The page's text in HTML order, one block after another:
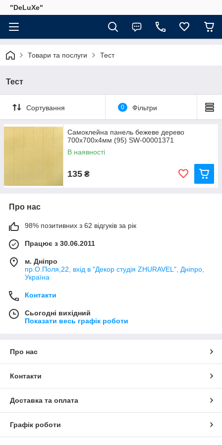
"DeLuХe"
Товари та послуги Тест
Тест
Сортування 0 Фільтри
Самоклейна панель бежеве дерево
700х700х4мм (95) SW-00001371
В наявності
135 ₴
Про нас
98% позитивних з 62 відгуків за рік
Працює з 30.06.2011
м. Дніпро
пр.О.Поля,22, вхід в "Декор студія ZHURAVEL", Дніпро,
Україна
Контакти
Сьогодні вихідний
Показати весь графік роботи
Про нас
Контакти
Доставка та оплата
Графік роботи